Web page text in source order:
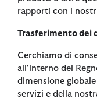
rapporti con i
Trasferimento dei
Cerchiamo di
all'interno del
dimensione
servizi e della